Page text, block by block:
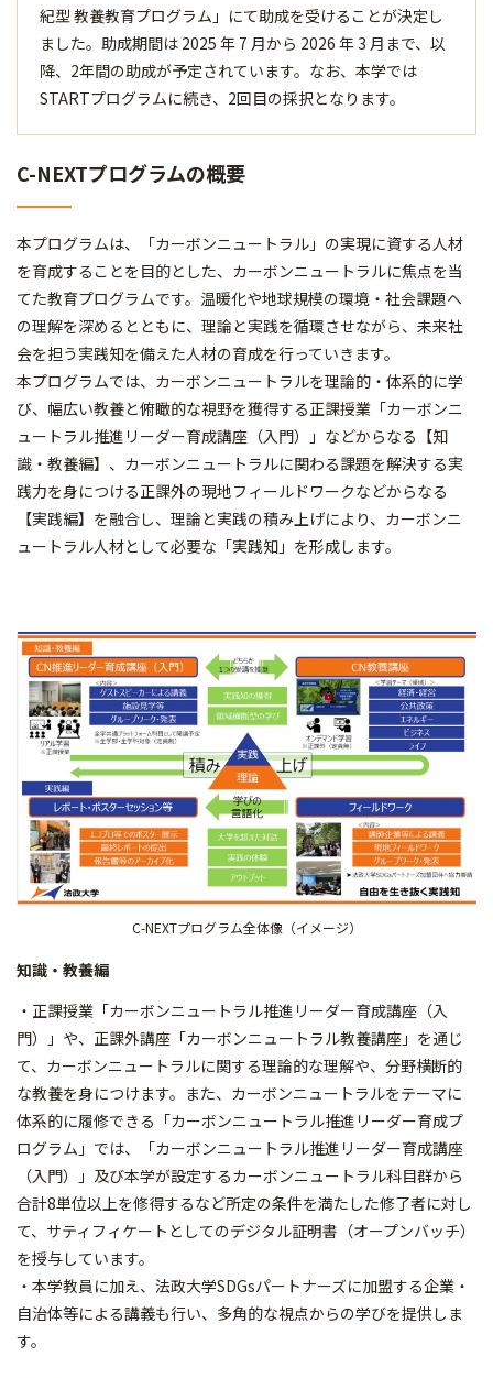
紀型 教養教育プログラム」にて助成を受けることが決定し
ました。助成期間は 2025 年 7 ⽉から 2026 年 3 ⽉まで、以
降、2年間の助成が予定されています。なお、本学では
STARTプログラムに続き、2回目の採択となります。
C-NEXTプログラムの概要
本プログラムは、「カーボンニュートラル」の実現に資する人材
を育成することを目的とした、カーボンニュートラルに焦点を当
てた教育プログラムです。温暖化や地球規模の環境・社会課題へ
の理解を深めるとともに、理論と実践を循環させながら、未来社
会を担う実践知を備えた人材の育成を行っていきます。
本プログラムでは、カーボンニュートラルを理論的・体系的に学
び、幅広い教養と俯瞰的な視野を獲得する正課授業「カーボンニ
ュートラル推進リーダー育成講座（入門）」などからなる【知
識・教養編】、カーボンニュートラルに関わる課題を解決する実
践力を身につける正課外の現地フィールドワークなどからなる
【実践編】を融合し、理論と実践の積み上げにより、カーボンニ
ュートラル人材として必要な「実践知」を形成します。
C-NEXTプログラム全体像（イメージ）
知識・教養編
・正課授業「カーボンニュートラル推進リーダー育成講座（入
門）」や、正課外講座「カーボンニュートラル教養講座」を通じ
て、カーボンニュートラルに関する理論的な理解や、分野横断的
な教養を身につけます。また、カーボンニュートラルをテーマに
体系的に履修できる「カーボンニュートラル推進リーダー育成プ
ログラム」では、「カーボンニュートラル推進リーダー育成講座
（入門）」及び本学が設定するカーボンニュートラル科目群から
合計8単位以上を修得するなど所定の条件を満たした修了者に対し
て、サティフィケートとしてのデジタル証明書（オープンバッチ）
を授与しています。
・本学教員に加え、法政大学SDGsパートナーズに加盟する企業・
自治体等による講義も行い、多角的な視点からの学びを提供しま
す。